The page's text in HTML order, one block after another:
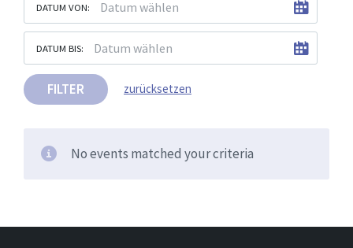
DATUM VON:
DATUM BIS:
FILTER zurücksetzen
No events matched your criteria